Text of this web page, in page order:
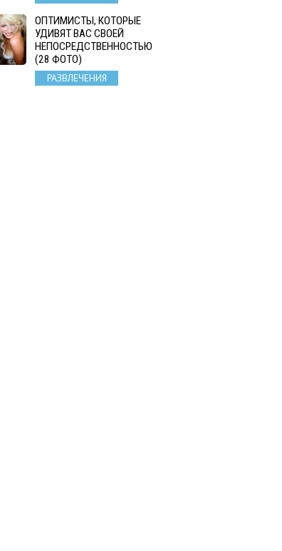
ОПТИМИСТЫ, КОТОРЫЕ
УДИВЯТ ВАС СВОЕЙ
НЕПОСРЕДСТВЕННОСТЬЮ
(28 ФОТО)
РАЗВЛЕЧЕНИЯ